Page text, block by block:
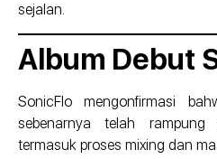
sejalan.
Album Debut
SonicFlo mengonfirmasi
sebenarnya telah
termasuk proses mixing dan